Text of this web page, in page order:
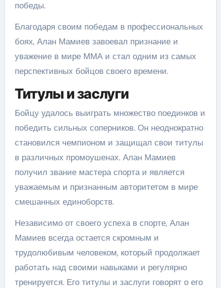
победы.
Благодаря своим победам в профессиональных
боях, Алан Мамиев завоевал признание и
уважение в мире ММА и стал одним из самых
перспективных бойцов своего времени.
Титулы и заслуги
Бойцу удалось выиграть множество поединков и
победить сильных соперников. Он неоднократно
становился чемпионом и защищал свои титулы
в различных промоушенах. Алан Мамиев
получил звание мастера спорта и является
уважаемым и признанным авторитетом в мире
смешанных единоборств.
Независимо от своего успеха в спорте, Алан
Мамиев всегда остается скромным и
трудолюбивым человеком, который продолжает
работать над своими навыками и регулярно
тренируется. Его титулы и заслуги говорят о его